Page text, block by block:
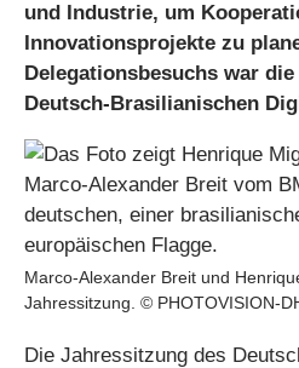
und Industrie, um
Innovationsprojekte zu
Delegationsbesuchs war
Deutsch-Brasilianischen
Marco-Alexander Breit und
Jahressitzung. © PHOTOVISION-
Die Jahressitzung des